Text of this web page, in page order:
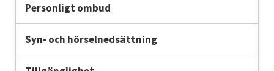
Personligt ombud
Syn- och hörselnedsättning